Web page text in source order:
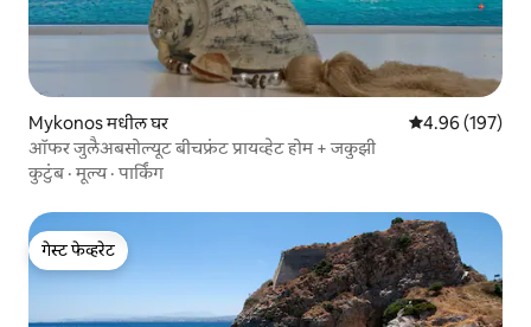
Mykonos मधील घर 5 पैकी 4.96
4.96 (197)
ऑफर जुलैअबसोल्यूट बीचफ्रंट प्रायव्हेट होम + जकुझी
कुटुंब·मूल्य·पार्किंग
गेस्ट फेव्हरेट
गेस्ट फेव्हरेट